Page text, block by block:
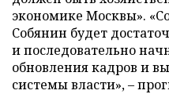
экономике Москвы».
Собянин будет
и последовательно
обновления кадров и
системы власти», –